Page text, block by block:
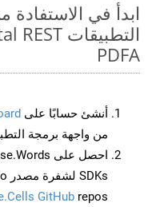
ابدأ في
PDFA
أنشئ حسابًا على
من واجهة برمجة
SDKs لشفرة مصدر Go من
GitHub